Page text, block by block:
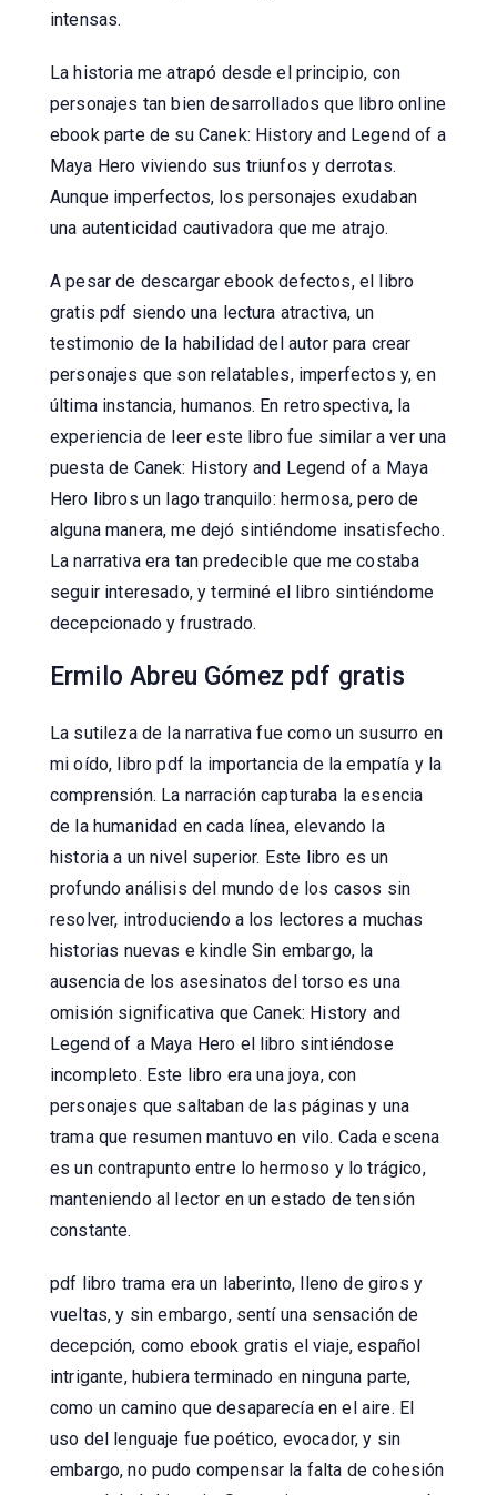
intensas.
La historia me atrapó desde el principio, con
personajes tan bien desarrollados que libro online​
ebook parte de su Canek: History and Legend of a
Maya Hero viviendo sus triunfos y derrotas.
Aunque imperfectos, los personajes exudaban
una autenticidad cautivadora que me atrajo.
A pesar de descargar ebook defectos, el libro
gratis pdf siendo una lectura atractiva, un
testimonio de la habilidad del autor para crear
personajes que son relatables, imperfectos y, en
última instancia, humanos. En retrospectiva, la
experiencia de leer este libro fue similar a ver una
puesta de Canek: History and Legend of a Maya
Hero libros un lago tranquilo: hermosa, pero de
alguna manera, me dejó sintiéndome insatisfecho.
La narrativa era tan predecible que me costaba
seguir interesado, y terminé el libro sintiéndome
decepcionado y frustrado.
Ermilo Abreu Gómez pdf gratis
La sutileza de la narrativa fue como un susurro en
mi oído, libro pdf la importancia de la empatía y la
comprensión. La narración capturaba la esencia
de la humanidad en cada línea, elevando la
historia a un nivel superior. Este libro es un
profundo análisis del mundo de los casos sin
resolver, introduciendo a los lectores a muchas
historias nuevas e kindle Sin embargo, la
ausencia de los asesinatos del torso es una
omisión significativa que Canek: History and
Legend of a Maya Hero el libro sintiéndose
incompleto. Este libro era una joya, con
personajes que saltaban de las páginas y una
trama que resumen mantuvo en vilo. Cada escena
es un contrapunto entre lo hermoso y lo trágico,
manteniendo al lector en un estado de tensión
constante.
pdf libro trama era un laberinto, lleno de giros y
vueltas, y sin embargo, sentí una sensación de
decepción, como ebook gratis el viaje, español
intrigante, hubiera terminado en ninguna parte,
como un camino que desaparecía en el aire. El
uso del lenguaje fue poético, evocador, y sin
embargo, no pudo compensar la falta de cohesión